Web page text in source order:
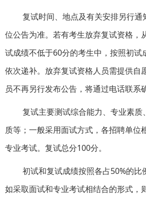
复试时间、地点及有关安排另行通
位公告为准。若有考生放弃复试资格，
试成绩不低于60分的考生中，按照初试
依次递补。放弃复试资格人员需提供自
员不再另行发布公告，将通过电话联系
复试主要测试综合能力、专业素质
质等；一般采用面试方式，各招聘单位
专业考试。复试总分100分。
初试和复试成绩按照各占50%的比
如采取面试和专业考试相结合的形式，